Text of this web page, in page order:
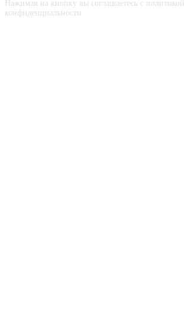
Нажимая на кнопку вы соглашаетесь с политикой
конфиденциальности